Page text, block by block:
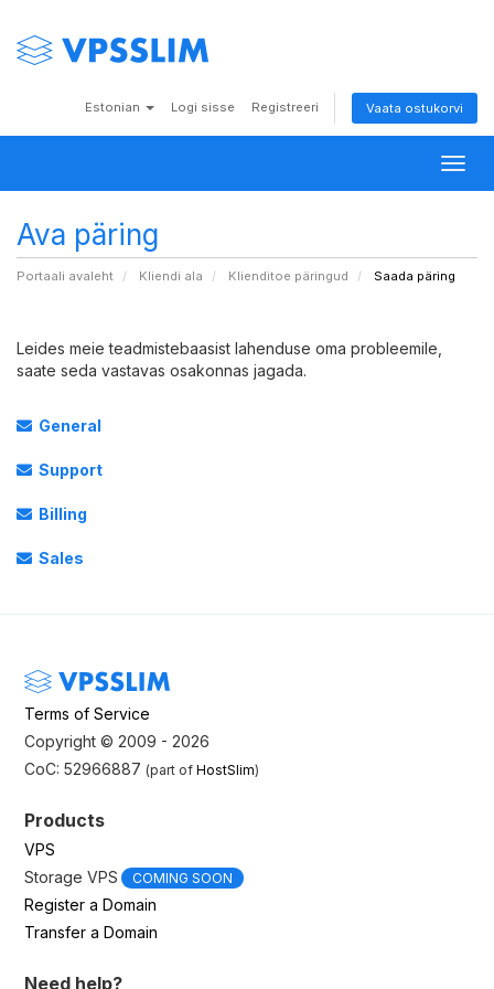
Estonian Logi sisse Registreeri Vaata ostukorvi
Ava päring
Portaali avaleht Kliendi ala Klienditoe päringud Saada päring
Leides meie teadmistebaasist lahenduse oma probleemile,
saate seda vastavas osakonnas jagada.
General
Support
Billing
Sales
Terms of Service
Copyright © 2009 - 2026
CoC: 52966887 (part ofHostSlim)
Products
VPS
Storage VPS
COMING SOON
Register a Domain
Transfer a Domain
Need help?